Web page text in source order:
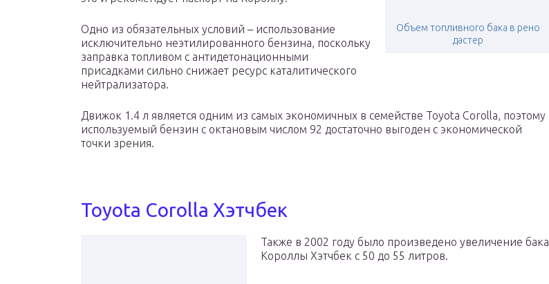
Объем топливного бака в рено
дастер
Одно из обязательных условий – использование
исключительно неэтилированного бензина, поскольку
заправка топливом с антидетонационными
присадками сильно снижает ресурс каталитического
нейтрализатора.
Движок 1.4 л является одним из самых экономичных в семействе Toyota Corolla, поэтому
используемый бензин с октановым числом 92 достаточно выгоден с экономической
точки зрения.
Toyota Corolla Хэтчбек
Также в 2002 году было произведено увеличение бака
Короллы Хэтчбек с 50 до 55 литров.